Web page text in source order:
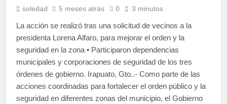
soledad 5 meses atrás 0 3 minutos
La acción se realizó tras una solicitud de vecinos a la
presidenta Lorena Alfaro, para mejorar el orden y la
seguridad en la zona • Participaron dependencias
municipales y corporaciones de seguridad de los tres
órdenes de gobierno. Irapuato, Gto..- Como parte de las
acciones coordinadas para fortalecer el orden público y la
seguridad en diferentes zonas del municipio, el Gobierno